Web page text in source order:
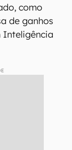
como
de ganhos
Inteligência